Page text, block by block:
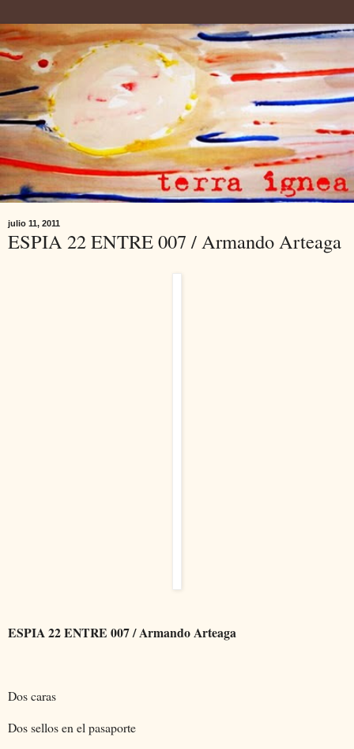
julio 11, 2011
ESPIA 22 ENTRE 007 / Armando Arteaga
ESPIA 22 ENTRE 007 / Armando Arteaga
Dos caras
Dos sellos en el pasaporte